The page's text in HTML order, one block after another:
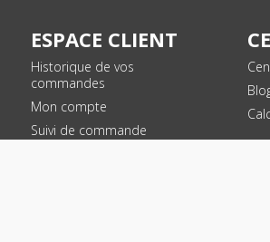
ESPACE CLIENT
Historique de vos
commandes
Mon compte
Suivi de commande